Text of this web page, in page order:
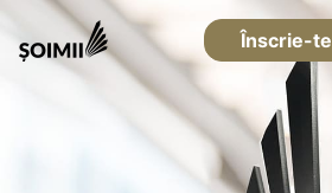
Înscrie-te